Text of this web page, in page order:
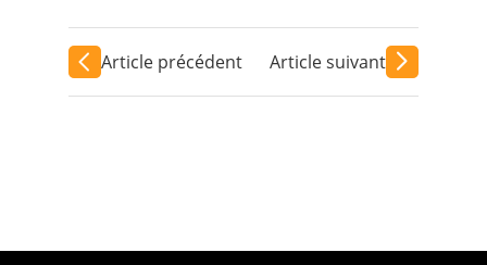
Article précédent Article suivant